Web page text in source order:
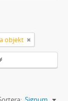
objekt